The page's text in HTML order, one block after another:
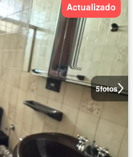
5fotos
Actualizado